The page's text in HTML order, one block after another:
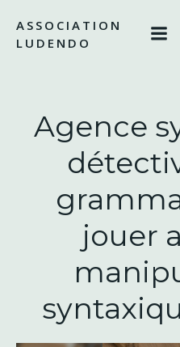
ASSOCIATION
LUDENDO
Agence
jouer